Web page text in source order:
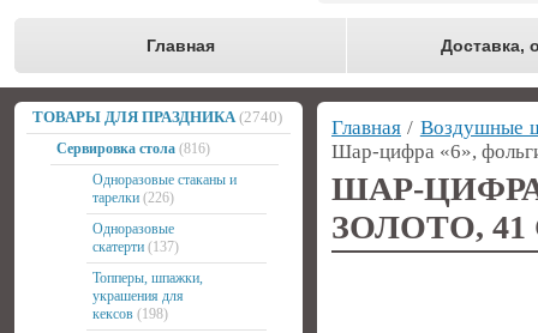
Главная Доставка,
ТОВАРЫ ДЛЯ ПРАЗДНИКА (2740)
Сервировка стола (816)
Одноразовые стаканы и
тарелки (226)
Одноразовые
скатерти (137)
Топперы, шпажки,
украшения для
кексов (198)
Главная / Воздушные
Шар-цифра «6»,
ШАР-
ЗОЛОТО,